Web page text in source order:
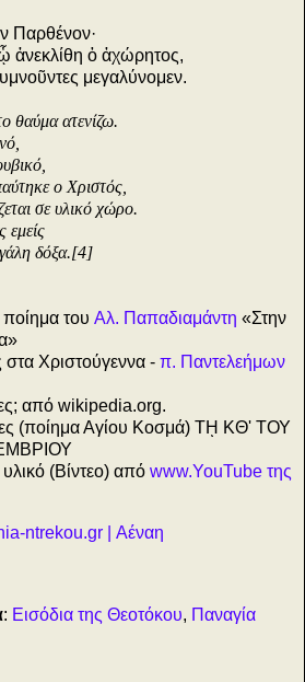
Παρθένον·
ἀνεκλίθη ὁ ἀχώρητος,
μεγαλύνομεν.
θαύμα ατενίζω.
ο Χριστός,
σε υλικό χώρο.
εμείς
δόξα.[4]
του Αλ. Παπαδιαμάντη «Στην
Χριστούγεννα - π. Παντελεήμων
από wikipedia.org.
(ποίημα Αγίου Κοσμά) Τῌ ΚΘ' ΤΟΥ
(Βίντεο) από www.YouTube της
ntrekou.gr | Αέναη
: Εισόδια της Θεοτόκου, Παναγία